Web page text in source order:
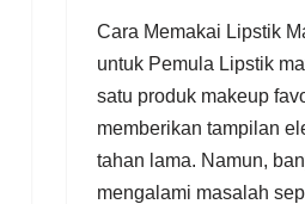
Cara Memakai Lipstik
untuk Pemula Lipstik
satu produk makeup
memberikan tampilan
tahan lama. Namun,
mengalami masalah